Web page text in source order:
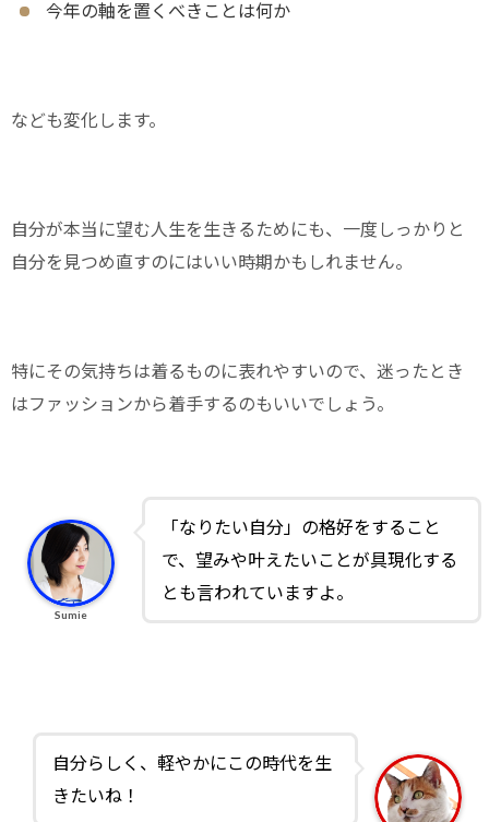
今年の軸を置くべきことは何か
なども変化します。
自分が本当に望む人生を生きるためにも、一度しっかりと
自分を見つめ直すのにはいい時期かもしれません。
特にその気持ちは着るものに表れやすいので、迷ったとき
はファッションから着手するのもいいでしょう。
「なりたい自分」の格好をすること
で、望みや叶えたいことが具現化する
とも言われていますよ。
Sumie
自分らしく、軽やかにこの時代を生
きたいね！